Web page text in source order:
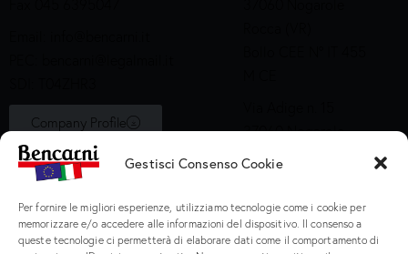
Gestisci Consenso Cookie
Per fornire le migliori esperienze, utilizziamo tecnologie come i cookie per
memorizzare e/o accedere alle informazioni del dispositivo. Il consenso a
queste tecnologie ci permetterà di elaborare dati come il comportamento di
Company Profile
37060 Nogarole
Rocca (VR)
Prodotti